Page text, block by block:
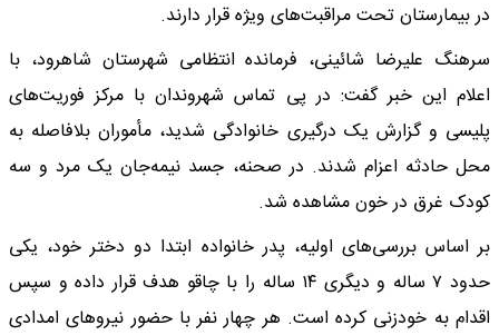
در بیمارستان تحت مراقبت‌های ویژه قرار دارند.
سرهنگ علیرضا شائینی، فرمانده انتظامی شهرستان شاهرود، با
اعلام این خبر گفت: در پی تماس شهروندان با مرکز فوریت‌های
پلیسی و گزارش یک درگیری خانوادگی شدید، مأموران بلافاصله به
محل حادثه اعزام شدند. در صحنه، جسد نیمه‌جان یک مرد و سه
کودک غرق در خون مشاهده شد.
بر اساس بررسی‌های اولیه، پدر خانواده ابتدا دو دختر خود، یکی
حدود ۷ ساله و دیگری ۱۴ ساله را با چاقو هدف قرار داده و سپس
اقدام به خودزنی کرده است. هر چهار نفر با حضور نیروهای امدادی